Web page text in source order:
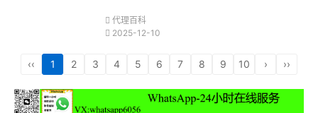
代理百科
2025-12-10
‹‹ 1 2 3 4 5 6 7 8 9 10 › ››